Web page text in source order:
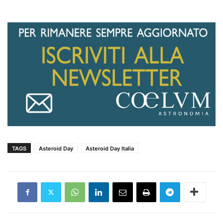
TAGS Asteroid Day Asteroid Day Italia